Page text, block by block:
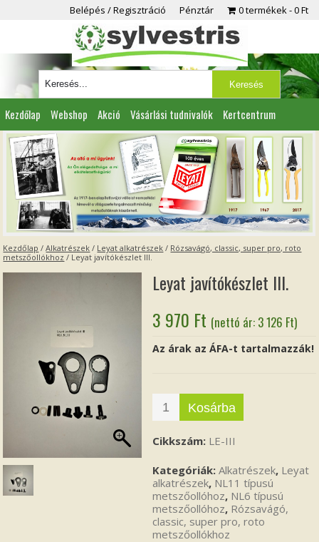
Belépés / Regisztráció Pénztár 0 termékek 0 Ft
Kezdőlap Webshop Akció Vásárlási tudnivalók Kertcentrum
Viszonteladóknak Partnereink Kapcsolat
Kezdőlap /Alkatrészek / Leyat alkatrészek / Rózsavágó, classic, super pro, roto
metszőollókhoz / Leyat javítókészlet III.
Leyat javítókészlet III.
3 970 Ft (nettó ár: 3 126 Ft)
Az árak az ÁFA-t tartalmazzák!
Kosárba
Cikkszám: LE-III
Kategóriák:Alkatrészek, Leyat
alkatrészek, NL11 típusú
metszőollóhoz, NL6 típusú
metszőollóhoz, Rózsavágó,
classic, super pro, roto
metszőollókhoz